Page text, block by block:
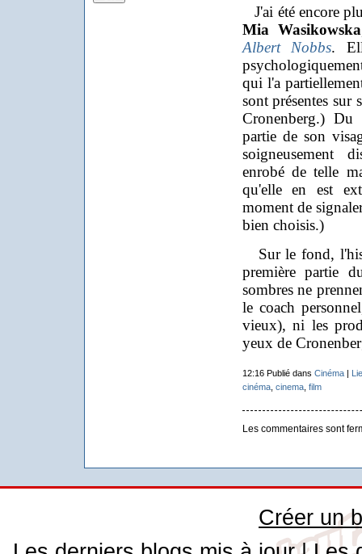
J'ai été encore
Mia Wasikowska
Albert Nobbs.
qui l'a
sont présentes sur
Cronenberg.)
partie de son
soigneusement
enrobé de telle
qu'elle en est
moment de
bien choisis.)
Sur le fond,
première partie
sombres ne
le coach
vieux), ni les
yeux de
12:16 Publié dans Cinéma|
cinéma, cinema, film
Les commentaires sont
Créer un